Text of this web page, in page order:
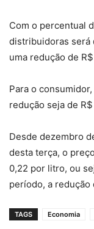
Com o percentual
distribuidoras será
uma redução de
Para o
redução seja de
Desde dezembro
desta terça, o
0,22 por litro, ou
período, a redução
TAGS Economia